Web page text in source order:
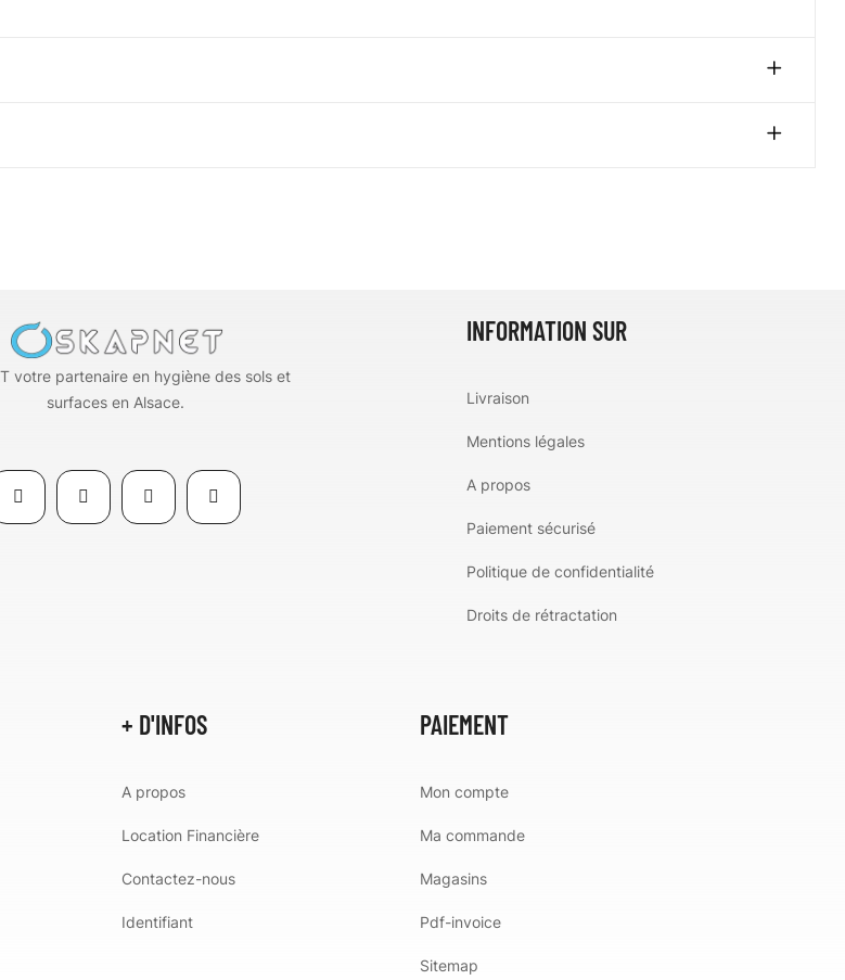
votre partenaire en hygiène des sols et
surfaces en Alsace.
INFORMATION SUR
Livraison
Mentions légales
A propos
Paiement sécurisé
Politique de confidentialité
Droits de rétractation
+ D'INFOS
A propos
Location Financière
Contactez-nous
Identifiant
PAIEMENT
Mon compte
Ma commande
Magasins
Pdf-invoice
Sitemap